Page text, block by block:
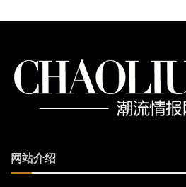
网站介绍